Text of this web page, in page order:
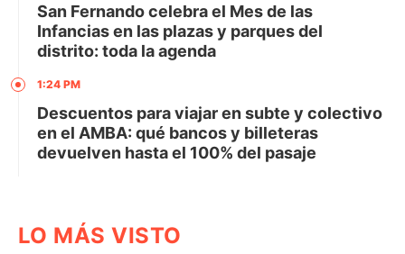
San Fernando celebra el Mes de las
Infancias en las plazas y parques del
distrito: toda la agenda
1:24 PM
Descuentos para viajar en subte y colectivo
en el AMBA: qué bancos y billeteras
devuelven hasta el 100% del pasaje
LO MÁS VISTO